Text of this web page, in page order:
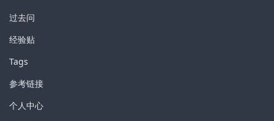
过去问
经验贴
Tags
参考链接
个人中心